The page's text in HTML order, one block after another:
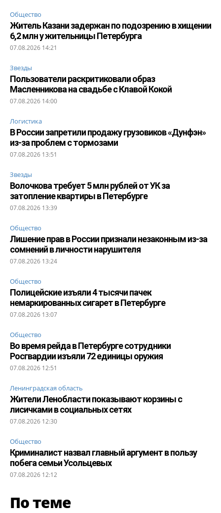
Общество
Житель Казани задержан по подозрению в хищении
6,2 млн у жительницы Петербурга
07.08.2026 14:21
Звезды
Пользователи раскритиковали образ
Масленникова на свадьбе с Клавой Кокой
07.08.2026 14:00
Логистика
В России запретили продажу грузовиков «Дунфэн»
из-за проблем с тормозами
07.08.2026 13:51
Звезды
Волочкова требует 5 млн рублей от УК за
затопление квартиры в Петербурге
07.08.2026 13:39
Общество
Лишение прав в России признали незаконным из-за
сомнений в личности нарушителя
07.08.2026 13:24
Общество
Полицейские изъяли 4 тысячи пачек
немаркированных сигарет в Петербурге
07.08.2026 13:07
Общество
Во время рейда в Петербурге сотрудники
Росгвардии изъяли 72 единицы оружия
07.08.2026 12:51
Ленинградская область
Жители Ленобласти показывают корзины с
лисичками в социальных сетях
07.08.2026 12:30
Общество
Криминалист назвал главный аргумент в пользу
побега семьи Усольцевых
07.08.2026 12:12
По теме